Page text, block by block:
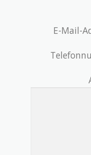
E-Mail-